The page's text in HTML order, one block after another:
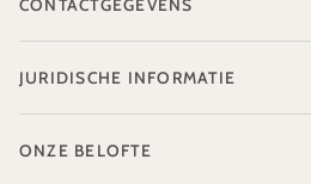
CONTACTGEGEVENS
JURIDISCHE INFORMATIE
ONZE BELOFTE